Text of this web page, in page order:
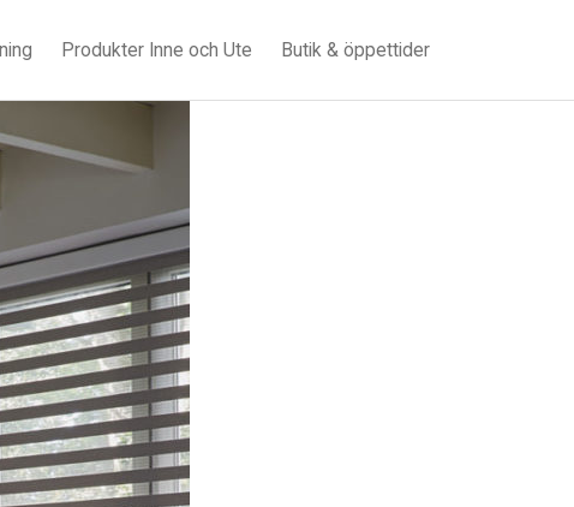
Produkter Inne och Ute Butik & öppettider